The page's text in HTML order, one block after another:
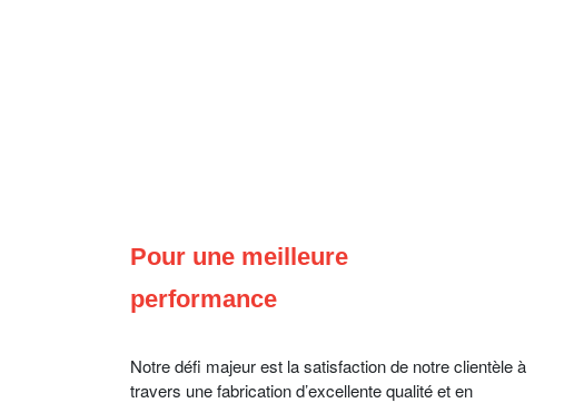
Pour une meilleure
performance
Notre défi majeur est la satisfaction de notre clientèle à
travers une fabrication d’excellente qualité et en